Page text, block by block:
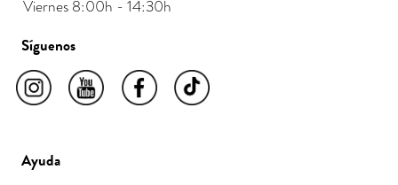
Viernes 8:00h - 14:30h
Síguenos
Ayuda